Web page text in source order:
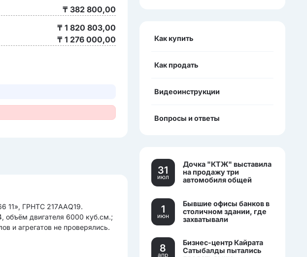
₸ 382 800,00
₸ 1 820 803,00
₸ 1 276 000,00
11», ГРНТС 217AAQ19.
объём двигателя 6000 куб.см.;
и агрегатов не проверялись.
Как купить
Как продать
Видеоинструкции
Вопросы и ответы
31
июл
Дочка "КТЖ" выставила
на продажу три
автомобиля общей
1
июн
Бывшие офисы банков в
столичном здании, где
захватывали
8
апр
Бизнес-центр Кайрата
Сатыбалды пытались